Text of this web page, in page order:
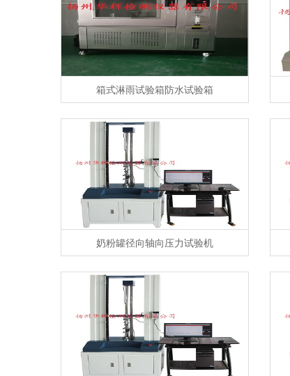
箱式淋雨试验箱防水试验箱
奶粉罐径向轴向压力试验机